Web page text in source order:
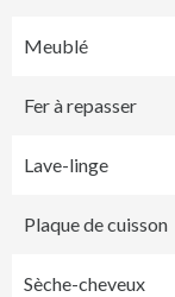
Meublé
Fer à repasser
Lave-linge
Plaque de cuisson
Sèche-cheveux